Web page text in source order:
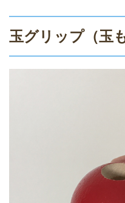
玉グリップ（玉